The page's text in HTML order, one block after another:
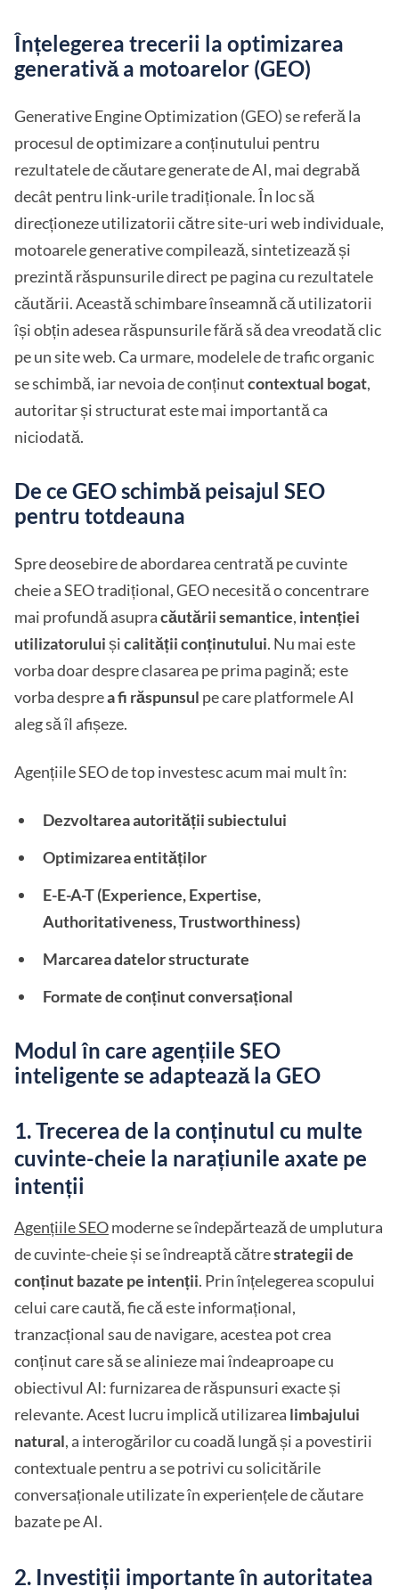
Înțelegerea trecerii la optimizarea
generativă a motoarelor (GEO)
Generative Engine Optimization (GEO) se referă la
procesul de optimizare a conținutului pentru
rezultatele de căutare generate de AI, mai degrabă
decât pentru link-urile tradiționale. În loc să
direcționeze utilizatorii către site-uri web individuale,
motoarele generative compilează, sintetizează și
prezintă răspunsurile direct pe pagina cu rezultatele
căutării. Această schimbare înseamnă că utilizatorii
își obțin adesea răspunsurile fără să dea vreodată clic
pe un site web. Ca urmare, modelele de trafic organic
se schimbă, iar nevoia de conținutcontextual bogat,
autoritar și structurat este mai importantă ca
niciodată.
De ce GEO schimbă peisajul SEO
pentru totdeauna
Spre deosebire de abordarea centrată pe cuvinte
cheie a SEO tradițional, GEO necesită o concentrare
mai profundă asupracăutării semantice, intenției
utilizatoruluișicalității conținutului. Nu mai este
vorba doar despre clasarea pe prima pagină; este
vorba desprea fi răspunsul pe care platformele AI
aleg să îl afișeze.
Agențiile SEO de top investesc acum mai mult în:
Dezvoltarea autorității subiectului
Optimizarea entităților
E-E-A-T (Experience, Expertise,
Authoritativeness, Trustworthiness)
Marcarea datelor structurate
Formate de conținut conversațional
Modul în care agențiile SEO
inteligente se adaptează la GEO
1. Trecerea de la conținutul cu multe
cuvinte-cheie la narațiunile axate pe
intenții
Agențiile SEOmoderne se îndepărtează de umplutura
de cuvinte-cheie și se îndreaptă cătrestrategii de
conținut bazate pe intenții. Prin înțelegerea scopului
celui care caută, fie că este informațional,
tranzacțional sau de navigare, acestea pot crea
conținut care să se alinieze mai îndeaproape cu
obiectivul AI: furnizarea de răspunsuri exacte și
relevante. Acest lucru implică utilizarea limbajului
natural, a interogărilor cu coadă lungă și a povestirii
contextuale pentru a se potrivi cu solicitările
conversaționale utilizate în experiențele de căutare
bazate pe AI.
2. Investiții importante în autoritatea